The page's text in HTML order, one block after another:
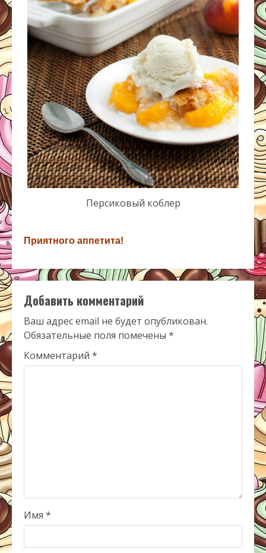
Персиковый коблер
Приятного аппетита!
Добавить комментарий
Ваш адрес email не будет опубликован.
Обязательные поля помечены *
Комментарий *
Имя *